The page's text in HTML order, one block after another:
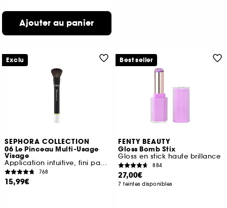
Ajouter au panier
SEPHORA COLLECTION
06 Le Pinceau Multi-Usage
Visage
Application intuitive, fini parfait
768
15,99€
Exclu
FENTY BEAUTY
Gloss Bomb Stix
Gloss en stick haute brillance
884
27,00€
7 teintes disponibles
Best seller